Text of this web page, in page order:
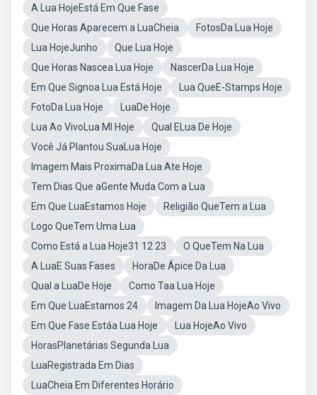
A Lua HojeEstá Em Que Fase
Que Horas Aparecem a LuaCheia
FotosDa Lua Hoje
Lua HojeJunho
Que Lua Hoje
Que Horas Nascea Lua Hoje
NascerDa Lua Hoje
Em Que Signoa Lua Está Hoje
Lua QueE-Stamps Hoje
FotoDa Lua Hoje
LuaDe Hoje
Lua Ao VivoLua MI Hoje
Qual ELua De Hoje
Você Já Plantou SuaLua Hoje
Imagem Mais ProximaDa Lua Ate Hoje
Tem Dias Que aGente Muda Com a Lua
Em Que LuaEstamos Hoje
Religião QueTem a Lua
Logo QueTem Uma Lua
Como Está a Lua Hoje31 12 23
O QueTem Na Lua
A LuaE Suas Fases
HoraDe Ápice Da Lua
Qual a LuaDe Hoje
Como Taa Lua Hoje
Em Que LuaEstamos 24
Imagem Da Lua HojeAo Vivo
Em Que Fase Estáa Lua Hoje
Lua HojeAo Vivo
HorasPlanetárias Segunda Lua
LuaRegistrada Em Dias
LuaCheia Em Diferentes Horário